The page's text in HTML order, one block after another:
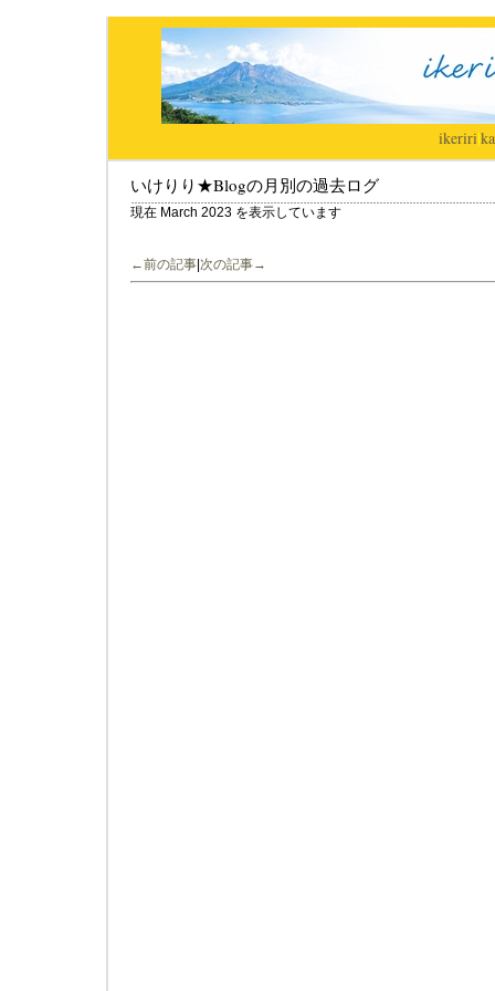
ikeriri|
いけりり★Blogの月別の過去ログ
現在 March 2023 を表示しています
←前の記事 次の記事→